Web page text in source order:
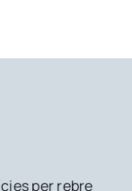
per rebre